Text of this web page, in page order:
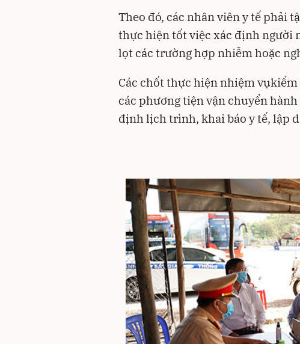
Theo đó, các nhân viên y tế phải
thực hiện tốt việc xác định người
lọt các trường hợp nhiễm hoặc
Các chốt thực hiện nhiệm vụkiểm
các phương tiện vận chuyển
định lịch trình, khai báo y tế, lập